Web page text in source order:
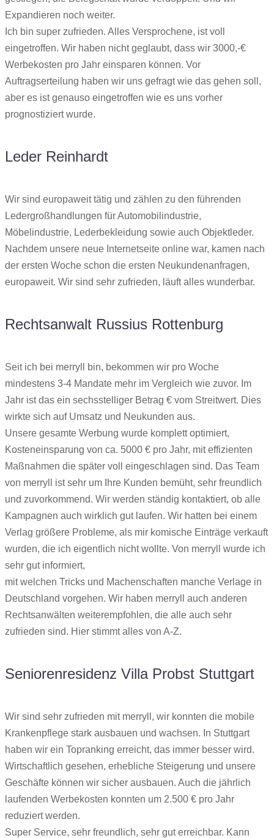
Expandieren noch weiter.
Ich bin super zufrieden. Alles Versprochene, ist voll
eingetroffen. Wir haben nicht geglaubt, dass wir 3000,-€
Werbekosten pro Jahr einsparen können. Vor
Auftragserteilung haben wir uns gefragt wie das gehen soll,
aber es ist genauso eingetroffen wie es uns vorher
prognostiziert wurde.
Leder Reinhardt
Wir sind europaweit tätig und zählen zu den führenden
Ledergroßhandlungen für Automobilindustrie,
Möbelindustrie, Lederbekleidung sowie auch Objektleder.
Nachdem unsere neue Internetseite online war, kamen nach
der ersten Woche schon die ersten Neukundenanfragen,
europaweit. Wir sind sehr zufrieden, läuft alles wunderbar.
Rechtsanwalt Russius Rottenburg
Seit ich bei merryll bin, bekommen wir pro Woche
mindestens 3-4 Mandate mehr im Vergleich wie zuvor. Im
Jahr ist das ein sechsstelliger Betrag € vom Streitwert. Dies
wirkte sich auf Umsatz und Neukunden aus.
Unsere gesamte Werbung wurde komplett optimiert,
Kosteneinsparung von ca. 5000 € pro Jahr, mit effizienten
Maßnahmen die später voll eingeschlagen sind. Das Team
von merryll ist sehr um Ihre Kunden bemüht, sehr freundlich
und zuvorkommend. Wir werden ständig kontaktiert, ob alle
Kampagnen auch wirklich gut laufen. Wir hatten bei einem
Verlag größere Probleme, als mir komische Einträge verkauft
wurden, die ich eigentlich nicht wollte. Von merryll wurde ich
sehr gut informiert,
mit welchen Tricks und Machenschaften manche Verlage in
Deutschland vorgehen. Wir haben merryll auch anderen
Rechtsanwälten weiterempfohlen, die alle auch sehr
zufrieden sind. Hier stimmt alles von A-Z.
Seniorenresidenz Villa Probst Stuttgart
Wir sind sehr zufrieden mit merryll, wir konnten die mobile
Krankenpflege stark ausbauen und wachsen. In Stuttgart
haben wir ein Topranking erreicht, das immer besser wird.
Wirtschaftlich gesehen, erhebliche Steigerung und unsere
Geschäfte können wir sicher ausbauen. Auch die jährlich
laufenden Werbekosten konnten um 2.500 € pro Jahr
reduziert werden.
Super Service, sehr freundlich, sehr gut erreichbar. Kann